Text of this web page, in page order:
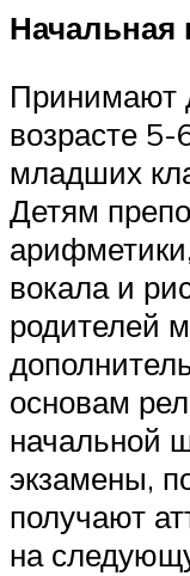
Начальная
Принимают
возрасте 5-
младших
Детям
вокала и
родителей
основам
начальной
экзамены,
получают
на